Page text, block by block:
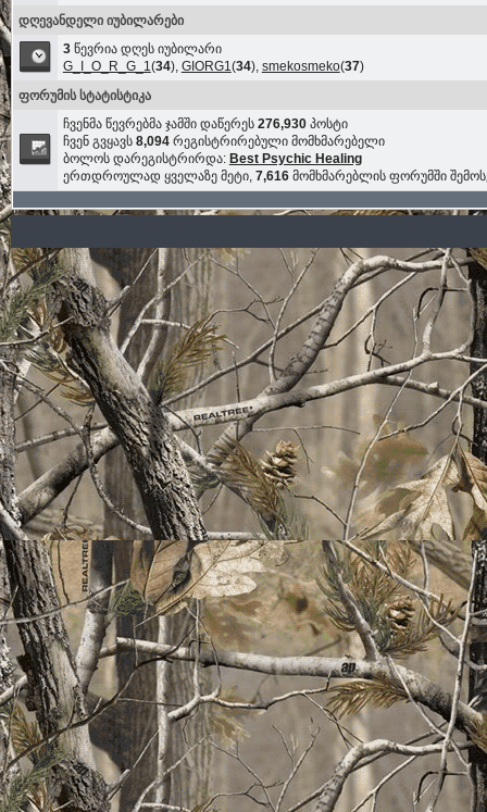
დღევანდელი იუბილარები
3წევრია დღეს იუბილარი
G_I_O_R_G_1(34), GIORG1(34), smekosmeko(37)
ფორუმის სტატისტიკა
ჩვენმა წევრებმა ჯამში დაწერეს 276,930პოსტი
ჩვენ გვყავს 8,094რეგისტრირებული მომხმარებელი
ბოლოს დარეგისტრირდა: Best Psychic Healing
ერთდროულად ყველაზე მეტი, 7,616მომხმარებლის ფორუმში